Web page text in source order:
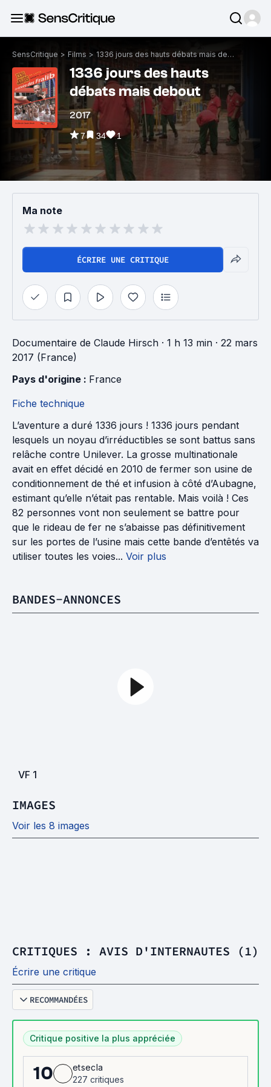
SensCritique > Films > 1336 jours des hauts débats mais debout
1336 jours des hauts
débats mais debout
2017
7 34 1
Ma note
ÉCRIRE UNE CRITIQUE
Documentaire de Claude Hirsch · 1 h 13 min · 22 mars
2017 (France)
Pays d'origine : France
Fiche technique
L’aventure a duré 1336 jours ! 1336 jours pendant
lesquels un noyau d’irréductibles se sont battus sans
relâche contre Unilever. La grosse multinationale
avait en effet décidé en 2010 de fermer son usine de
conditionnement de thé et infusion à côté d’Aubagne,
estimant qu’elle n’était pas rentable. Mais voilà ! Ces
82 personnes vont non seulement se battre pour
que le rideau de fer ne s’abaisse pas définitivement
sur les portes de l’usine mais cette bande d’entêtés va
utiliser toutes les voies... Voir plus
BANDES-ANNONCES
VF 1
IMAGES
Voir les 8 images
CRITIQUES : AVIS D'INTERNAUTES (1)
Écrire une critique
RECOMMANDÉES
Critique positive la plus appréciée
10
etsecla
227 critiques